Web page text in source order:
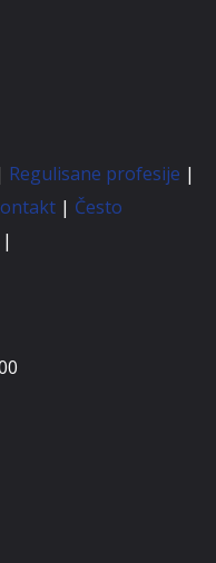
Regulisane profesije |
| Često
|